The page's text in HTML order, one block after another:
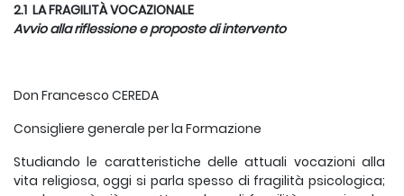
2.1 LA FRAGILITÀ VOCAZIONALE
Avvio alla riflessione e proposte di intervento
Don Francesco CEREDA
Consigliere generale per la Formazione
Studiando le caratteristiche delle attuali vocazioni alla
vita religiosa, oggi si parla spesso di fragilità psicologica;